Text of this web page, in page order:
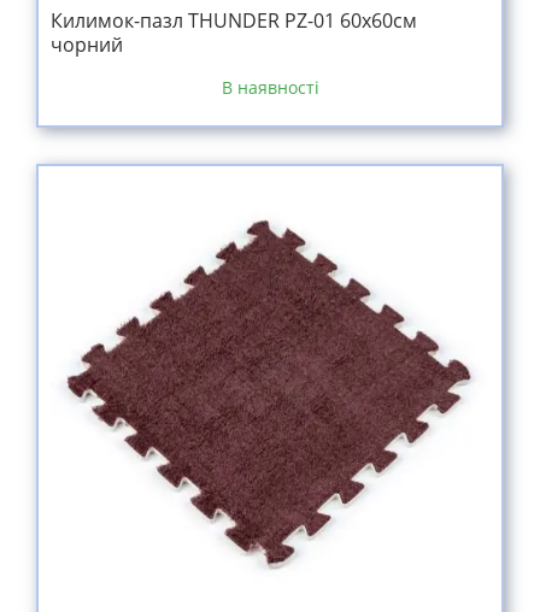
Килимок-пазл THUNDER PZ-01 60х60см
чорний
В наявності